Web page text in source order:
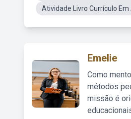
Atividade Livro Currículo
Emelie
Como
métodos
missão é